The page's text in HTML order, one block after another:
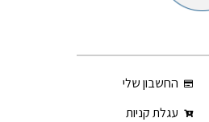
החשבון שלי
עגלת קניות